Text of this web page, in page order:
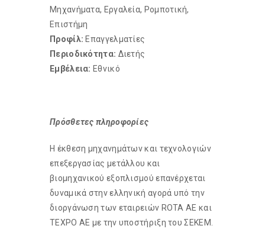
Μηχανήματα, Εργαλεία, Ρομποτική,
Επιστήμη
Προφίλ: Επαγγελματίες
Περιοδικότητα: Διετής
Εμβέλεια: Εθνικό
Πρόσθετες πληροφορίες
Η έκθεση μηχανημάτων και τεχνολογιών
επεξεργασίας μετάλλου και
βιομηχανικού εξοπλισμού επανέρχεται
δυναμικά στην ελληνική αγορά υπό την
διοργάνωση των εταιρειών ROTA AE και
TEXPO AE με την υποστήριξη του ΣΕΚΕΜ.